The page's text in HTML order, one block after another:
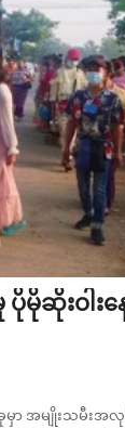
ဆိုးဝါးန
မျိုးသမီးအလုပ်သ